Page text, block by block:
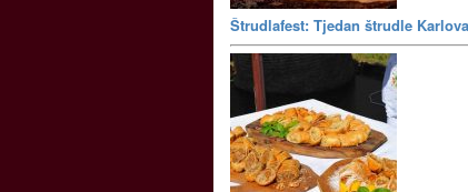
Štrudlafest: Tjedan štrudle